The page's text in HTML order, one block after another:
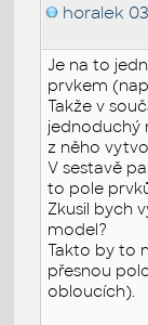
horalek
Je na to
prvkem
Takže v
jednoduchý
z něho
V sestavě
to pole
Zkusil bych
model?
Takto by to
přesnou
obloucích).